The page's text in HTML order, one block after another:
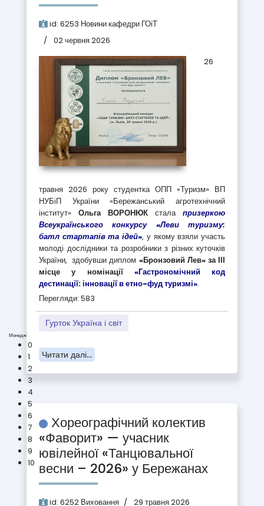
Менеджмент (D3)
0
1
2
3
4
5
6
7
8
9
10
id: 6253 Новини кафедри ГОіТ
02 червня 2026
26
травня 2026 року студентка ОПП «Туризм» ВП
НУБіП України «Бережанський агротехнічний
інститут» Ольга ВОРОНЮК стала призеркою
Всеукраїнського конкурсу «Леви туризму:
батл стартапів та ідей», у якому взяли участь
молоді дослідники та розробники з різних куточків
України, здобувши диплом «Бронзовий Лев» за ІІІ
місце у номінації «Гастрономічний код
дестинації: інновації в етно-фуд туризмі».
Перегляди: 583
Гурток Україна і світ
Читати далі...
Хореографічний колектив
«Фаворит» — учасник
ювілейної «Танцювальної
весни – 2026» у Бережанах
id: 6252 Виховання 29 травня 2026